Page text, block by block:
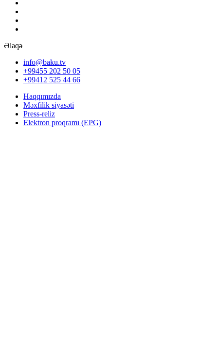
Əlaqə
info@baku.tv
+99455 202 50 05
+99412 525 44 66
Haqqımızda
Məxfilik siyasəti
Press-reliz
Elektron proqramı (EPG)